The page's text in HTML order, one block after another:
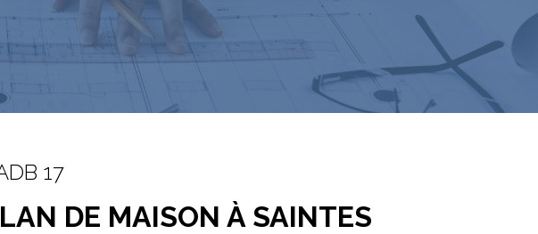
ADB 17
PLAN DE MAISON À SAINTES